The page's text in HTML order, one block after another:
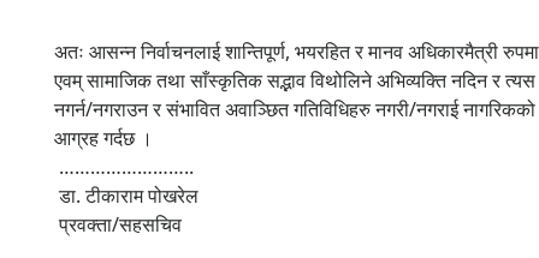
अतः आसन्न निर्वाचनलाई शान्तिपूर्ण, भयरहित र मानव अधिकारमैत्री
एवम् सामाजिक तथा साँस्कृतिक सद्भाव विथोलिने अभिव्यक्ति नदिन र त्यस
नगर्न/नगराउन र संभावित अवाञ्छित गतिविधिहरु नगरी/नगराई
आग्रह गर्दछ ।
……………………..
डा. टीकाराम पोखरेल
प्रवक्ता/सहसचिव